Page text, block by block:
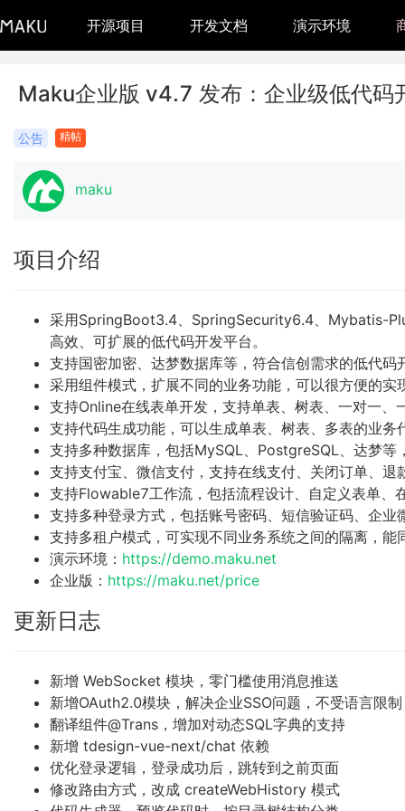
开源项目 开发文档 演示环境
Maku企业版 v4.7 发布：企业级低代码
公告 精帖
maku
项目介绍
采用SpringBoot3.4、SpringSecurity6.4、Mybatis-
高效、可扩展的低代码开发平台。
支持国密加密、达梦数据库等，符合信创需求的低代码
采用组件模式，扩展不同的业务功能，可以很方便的
支持Online在线表单开发，支持单表、树表、一对一
支持代码生成功能，可以生成单表、树表、多表的业务
支持多种数据库，包括MySQL、PostgreSQL、达梦等
支持支付宝、微信支付，支持在线支付、关闭订单、
支持Flowable7工作流，包括流程设计、自定义表单、
支持多种登录方式，包括账号密码、短信验证码、企
支持多租户模式，可实现不同业务系统之间的隔离，
演示环境： https://demo.maku.net
企业版： https://maku.net/price
更新日志
新增 WebSocket 模块，零门槛使用消息推送
新增OAuth2.0模块，解决企业SSO问题，不受语言限制
翻译组件@Trans，增加对动态SQL字典的支持
新增 tdesign-vue-next/chat 依赖
优化登录逻辑，登录成功后，跳转到之前页面
修改路由方式，改成 createWebHistory 模式